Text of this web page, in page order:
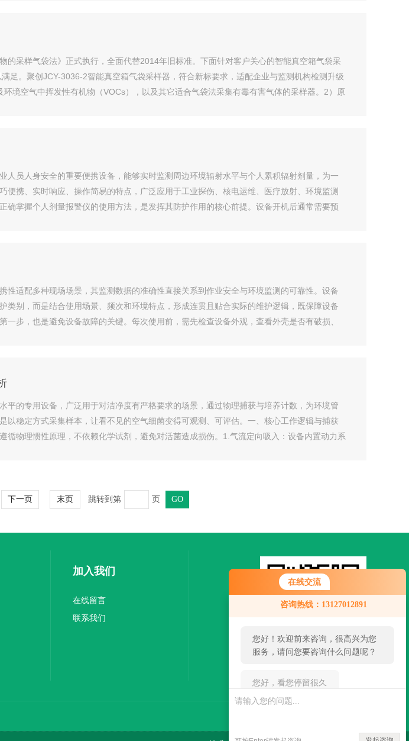
在线交流
咨询热线：13127012891
您好！欢迎前来咨询，很高兴为您
服务，请问您要咨询什么问题呢？
您好，看您停留很久了，是否找到
了需求产品，您可以直接在线与我
采样气袋法》正式执行，全面代替2014年旧标准。下面针对客户关心的智能真空箱气袋采
足。聚创JCY-3036-2智能真空箱气袋采样器，符合新标要求，适配企业与监测机构检测升级
境空气中挥发性有机物（VOCs），以及其它适合气袋法采集有毒有害气体的采样器。2）原
人员人身安全的重要便携设备，能够实时监测周边环境辐射水平与个人累积辐射剂量，为一
携、实时响应、操作简易的特点，广泛应用于工业探伤、核电运维、医疗放射、环境监测
确掌握个人剂量报警仪的使用方法，是发挥其防护作用的核心前提。设备开机后通常需要预
性适配多种现场场景，其监测数据的准确性直接关系到作业安全与环境监测的可靠性。设备
类别，而是结合使用场景、频次和环境特点，形成连贯且贴合实际的维护逻辑，既保障设备
步，也是避免设备故障的关键。每次使用前，需先检查设备外观，查看外壳是否有破损、
平的专用设备，广泛用于对洁净度有严格要求的场景，通过物理捕获与培养计数，为环境管
以稳定方式采集样本，让看不见的空气细菌变得可观测、可评估。一、核心工作逻辑与捕获
循物理惯性原理，不依赖化学试剂，避免对活菌造成损伤。1.气流定向吸入：设备内置动力系
下一页 末页 跳转到第 页
加入我们
在线留言
联系我们